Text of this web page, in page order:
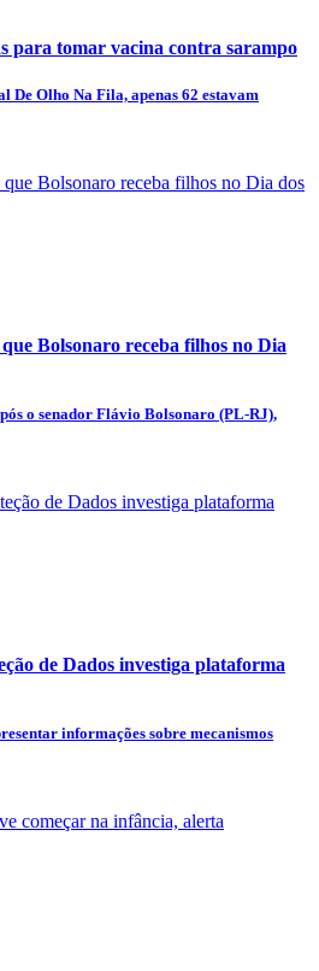
para tomar vacina contra sarampo
De Olho Na Fila, apenas 62 estavam
Bolsonaro receba filhos no Dia
o senador Flávio Bolsonaro (PL-RJ),
de Dados investiga plataforma
informações sobre mecanismos